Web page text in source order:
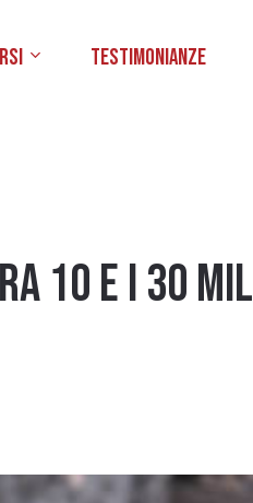
Testimonianze
10 e i 30